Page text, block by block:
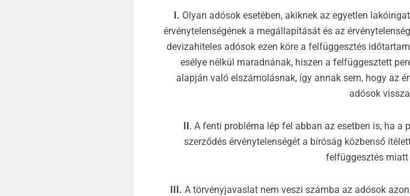
I. Olyan adósok esetében, akiknek az egyetlen
érvénytelenségének a megállapítását és az
devizahiteles adósok ezen köre a felfüggesztés
esélye nélkül maradnának, hiszen a felfüggesztett
alapján való elszámolásnak, így annak sem, hogy az
adósok
II. A fenti probléma lép fel abban az esetben is, ha
szerződés érvénytelenségét a bíróság közbenső
felfüggesztés miatt
III. A törvényjavaslat nem veszi számba az adósok